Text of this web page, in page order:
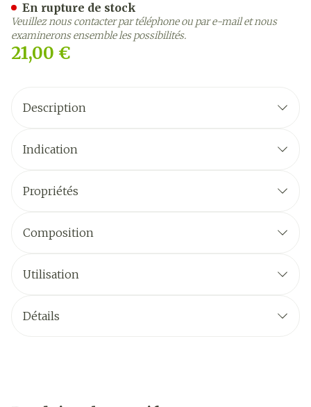
21,00 €
En rupture de stock
Veuillez nous contacter par téléphone ou par e-mail et nous
examinerons ensemble les possibilités.
Description
Indication
Propriétés
Composition
Utilisation
Détails